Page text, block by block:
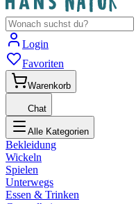
Login
Favoriten
Warenkorb
Chat
Alle Kategorien
Bekleidung
Wickeln
Spielen
Unterwegs
Essen & Trinken